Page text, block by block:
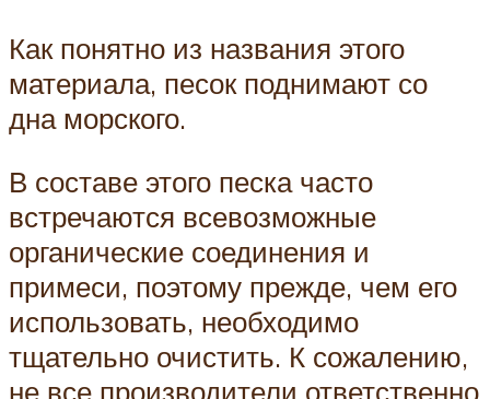
Как понятно из названия этого
материала, песок поднимают со
дна морского.
В составе этого песка часто
встречаются всевозможные
органические соединения и
примеси, поэтому прежде, чем его
использовать, необходимо
тщательно очистить. К сожалению,
не все производители ответственно